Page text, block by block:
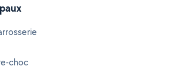
choc